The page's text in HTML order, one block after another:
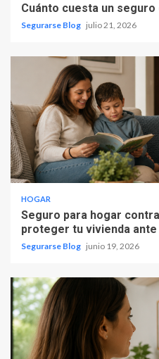
Cuánto cuesta un
Segurarse Blog julio 21, 2026
HOGAR
Seguro para hogar
proteger tu vivienda
Segurarse Blog junio 19, 2026